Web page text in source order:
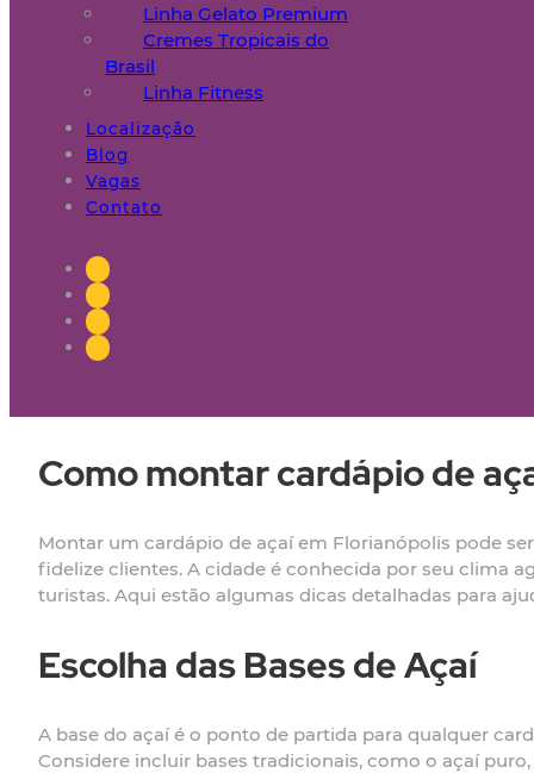
Linha Gelato Premium
Cremes Tropicais do
Brasil
Linha Fitness
Localização
Blog
Vagas
Contato
Como montar cardápio de
Montar um cardápio de açaí em Florianópolis pode
fidelize clientes. A cidade é conhecida por seu clima
turistas. Aqui estão algumas dicas detalhadas para
Escolha das Bases de Açaí
A base do açaí é o ponto de partida para qualquer
Considere incluir bases tradicionais, como o açaí